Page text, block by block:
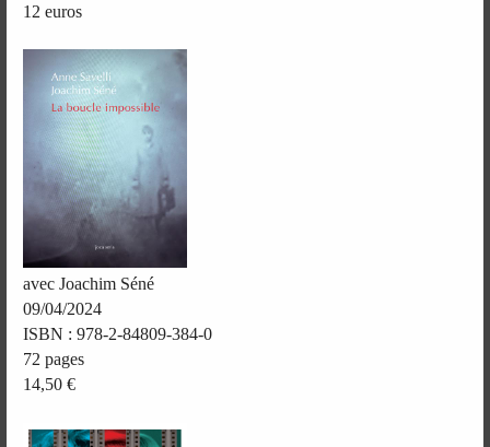
12 euros
avec Joachim Séné
09/04/2024
ISBN : 978-2-84809-384-0
72 pages
14,50 €